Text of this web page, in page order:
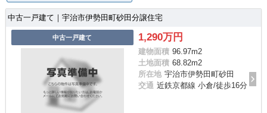
中古一戸建て｜宇治市伊勢田町砂田分譲住宅
中古一戸建て 1,290万円
建物面積 96.97m2
土地面積 68.82m2
所在地 宇治市伊勢田町砂田
交通 近鉄京都線 小倉/徒歩16分